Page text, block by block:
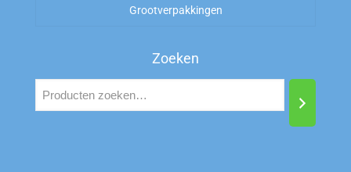
Grootverpakkingen
Zoeken